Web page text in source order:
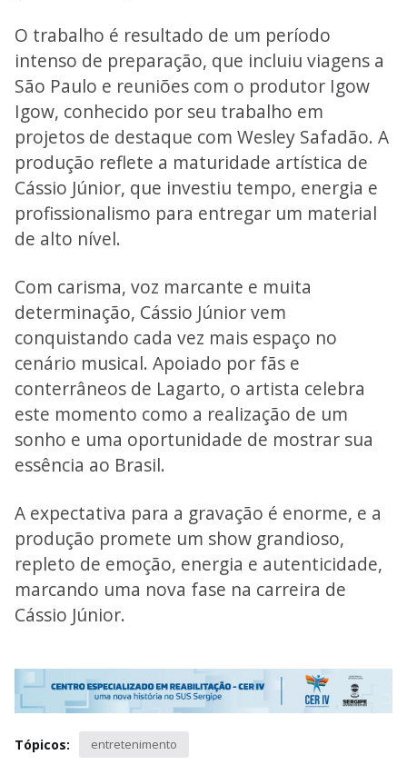
O trabalho é resultado de um período
intenso de preparação, que incluiu viagens a
São Paulo e reuniões com o produtor Igow
Igow, conhecido por seu trabalho em
projetos de destaque com Wesley Safadão. A
produção reflete a maturidade artística de
Cássio Júnior, que investiu tempo, energia e
profissionalismo para entregar um material
de alto nível.
Com carisma, voz marcante e muita
determinação, Cássio Júnior vem
conquistando cada vez mais espaço no
cenário musical. Apoiado por fãs e
conterrâneos de Lagarto, o artista celebra
este momento como a realização de um
sonho e uma oportunidade de mostrar sua
essência ao Brasil.
A expectativa para a gravação é enorme, e a
produção promete um show grandioso,
repleto de emoção, energia e autenticidade,
marcando uma nova fase na carreira de
Cássio Júnior.
Tópicos: entretenimento